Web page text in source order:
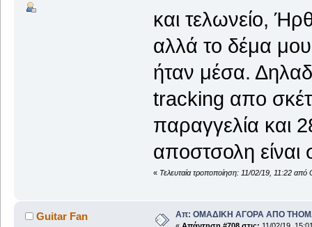
και τελωνείο,
αλλά το δέμα
ήταν μέσα.
tracking απο
παραγγελία και
αποστσολη
« Τελευταία τροποποίηση: 11/02/19, 11:22 από
Guitar Fan Απ: ΟΜΑΔΙΚΗ ΑΓΟΡΑ ΑΠΟ